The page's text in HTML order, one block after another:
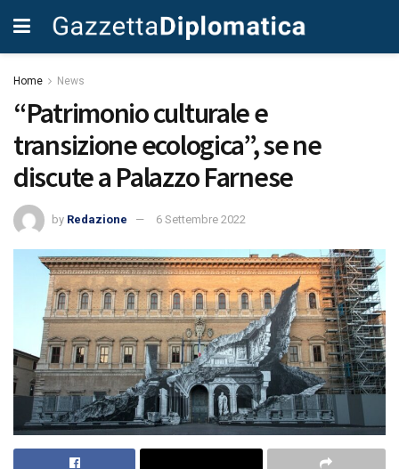
Home News
“Patrimonio culturale e
transizione ecologica”, se ne
discute a Palazzo Farnese
by Redazione 6 Settembre 2022